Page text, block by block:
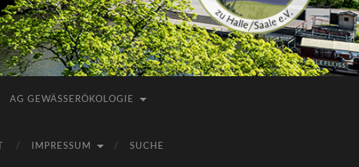
AG GEWÄSSERÖKOLOGIE
IMPRESSUM SUCHE